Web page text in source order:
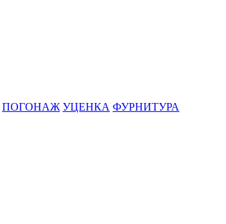
ПОГОНАЖ УЦЕНКА ФУРНИТУРА